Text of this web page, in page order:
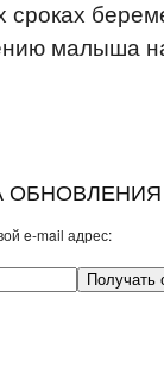
малыша
e-mail адрес: